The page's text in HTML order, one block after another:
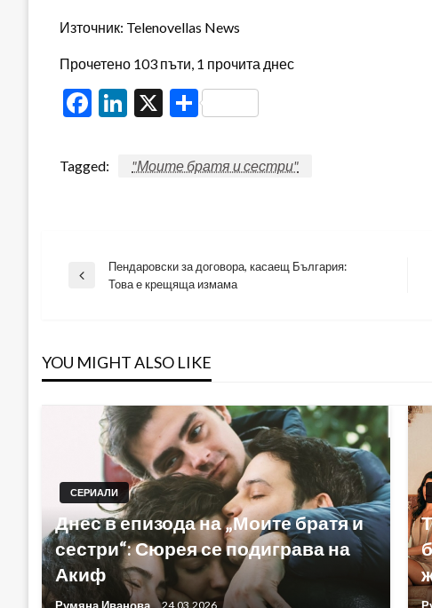
Източник: Telenovellas News
Прочетено 103 пъти, 1 прочита днес
Facebook
LinkedIn
X Share
Tagged: "Моите братя и сестри"
Навигация
Previous
Пендаровски за договора, касаещ България:
Това е крещяща измама
YOU MIGHT ALSO LIKE
СЕРИАЛИ
Днес в епизода на „Моите братя и
сестри“: Сюрея се подиграва на
Акиф
24.03.2026